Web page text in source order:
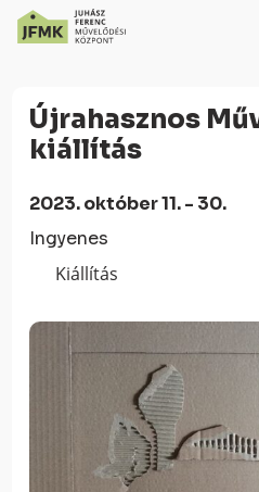
Content
navigációhoz
Újrahasznos Művészet
kiállítás
2023. október 11. - 30.
Ingyenes
Kiállítás